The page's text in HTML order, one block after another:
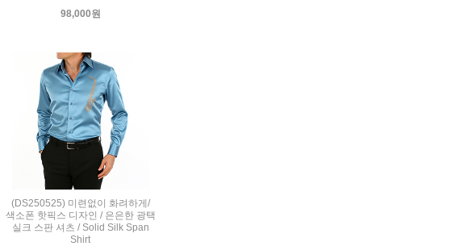
98,000원
(DS250525) 미련없이 화려하게/
색소폰 핫픽스 디자인 / 은은한 광택
실크 스판 셔츠 / Solid Silk Span
Shirt